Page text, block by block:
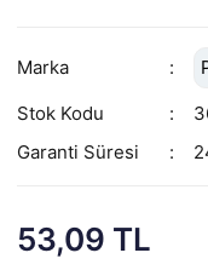
Marka
Stok Kodu
Garanti Süresi
53,09 TL